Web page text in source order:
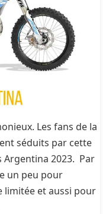
Les fans de la
séduits par cette
Argentina 2023. Par
un peu pour
limitée et aussi pour